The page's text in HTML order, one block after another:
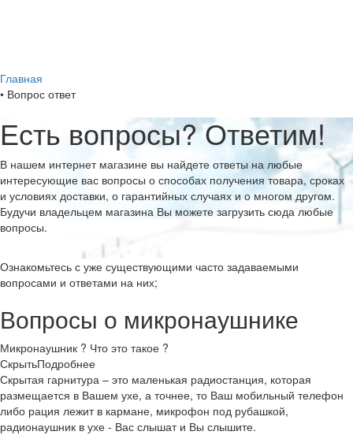
Главная
• Вопрос ответ
Есть вопросы? Ответим!
В нашем интернет магазине вы найдете ответы на любые
интересующие вас вопросы о способах получения товара, сроках
и условиях доставки, о гарантийных случаях и о многом другом.
Будучи владельцем магазина Вы можете загрузить сюда любые
вопросы.
Ознакомьтесь с уже существующими часто задаваемыми
вопросами и ответами на них;
Вопросы о микронаушнике
Микронаушник ? Что это такое ?
СкрытьПодробнее
Скрытая гарнитура – это маленькая радиостанция, которая
размещается в Вашем ухе, а точнее, то Ваш мобильный телефон
либо рация лежит в кармане, микрофон под рубашкой,
радионаушник в ухе - Вас слышат и Вы слышите.